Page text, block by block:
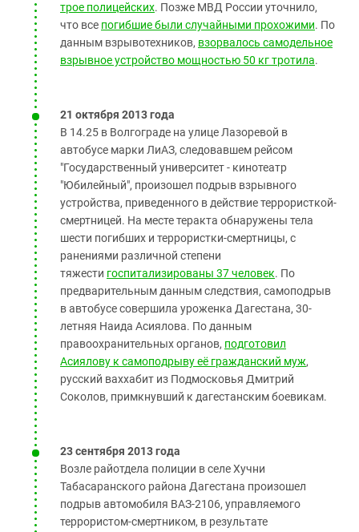
трое полицейских. Позже МВД России уточнило,
что все погибшие были случайными прохожими. По
данным взрывотехников, взорвалось самодельное
взрывное устройство мощностью 50 кг тротила.
21 октября 2013 года
В 14.25 в Волгограде на улице Лазоревой в
автобусе марки ЛиАЗ, следовавшем рейсом
"Государственный университет - кинотеатр
"Юбилейный", произошел подрыв взрывного
устройства, приведенного в действие террористкой-
смертницей. На месте теракта обнаружены тела
шести погибших и террористки-смертницы, с
ранениями различной степени
тяжести госпитализированы 37 человек. По
предварительным данным следствия, самоподрыв
в автобусе совершила уроженка Дагестана, 30-
летняя Наида Асиялова. По данным
правоохранительных органов, подготовил
Асиялову к самоподрыву её гражданский муж,
русский ваххабит из Подмосковья Дмитрий
Соколов, примкнувший к дагестанским боевикам.
23 сентября 2013 года
Возле райотдела полиции в селе Хучни
Табасаранского района Дагестана произошел
подрыв автомобиля ВАЗ-2106, управляемого
террористом-смертником, в результате